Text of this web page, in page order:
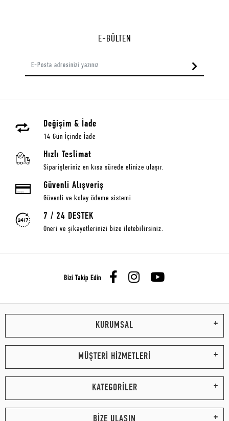
E-BÜLTEN
Değişim & İade
14 Gün İçinde İade
Hızlı Teslimat
Siparişleriniz en kısa sürede elinize ulaşır.
Güvenli Alışveriş
Güvenli ve kolay ödeme sistemi
7 / 24 DESTEK
Öneri ve şikayetlerinizi bize iletebilirsiniz.
Bizi Takip Edin
KURUMSAL
MÜŞTERİ HİZMETLERİ
KATEGORİLER
BİZE ULAŞIN